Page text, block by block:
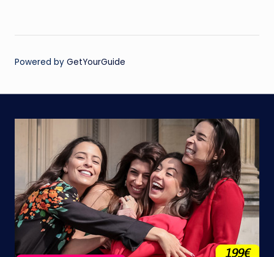
Powered by GetYourGuide